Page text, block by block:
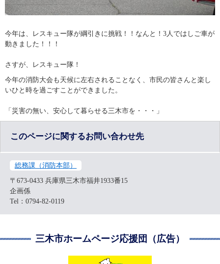
今年は、レスキュー隊が綱引きに挑戦！！なんと！3人ではしご車が
動きました！！！
さすが、レスキュー隊！
今年の消防大会も天候に左右されることなく、市民の皆さんと楽し
いひと時を過ごすことができました。
「災害の無い、安心して暮らせる三木市を・・・」
このページに関するお問い合わせ先
総務課（消防本部）
〒673-0433 兵庫県三木市福井1933番15
企画係
Tel：0794-82-0119
三木市ホームページ応援団（広告）